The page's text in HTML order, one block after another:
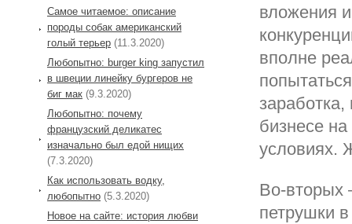
вложения
вполне
бизнесе
условиях.
Во-вторых
петрушки
Самое читаемое: описание
породы собак американский
голый терьер (11.3.2020)
Любопытно: burger king запустил
в швеции линейку бургеров не
биг мак (9.3.2020)
Любопытно: почему
французский деликатес
изначально был едой нищих
(7.3.2020)
Как использовать водку,
любопытно (5.3.2020)
Новое на сайте: история любви